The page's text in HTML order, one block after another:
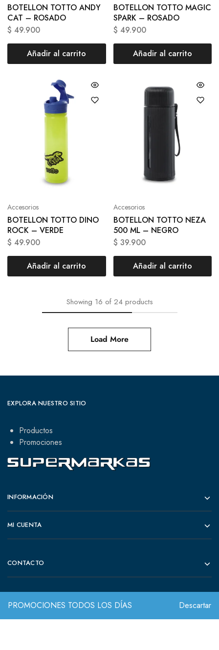
PROMOCIONES TODOS LOS DÍAS Descartar
BOTELLON TOTTO ANDY
CAT – ROSADO
$ 49.900
Añadir al carrito
BOTELLON TOTTO MAGIC
SPARK – ROSADO
$ 49.900
Añadir al carrito
Accesorios
BOTELLON TOTTO DINO
ROCK – VERDE
$ 49.900
Añadir al carrito
Accesorios
BOTELLON TOTTO NEZA
500 ML – NEGRO
$ 39.900
Añadir al carrito
Showing 16 of 24 products
Load More
EXPLORA NUESTRO SITIO
Productos
Promociones
INFORMACIÓN
MI CUENTA
CONTACTO